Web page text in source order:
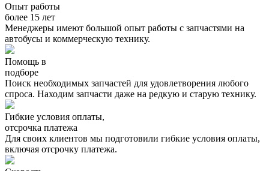
Опыт работы
более 15 лет
Менеджеры имеют большой опыт работы с запчастями на
автобусы и коммерческую технику.
Помощь в
подборе
Поиск необходимых запчастей для удовлетворения любого
спроса. Находим запчасти даже на редкую и старую технику.
Гибкие условия оплаты,
отсрочка платежа
Для своих клиентов мы подготовили гибкие условия оплаты,
включая отсрочку платежа.